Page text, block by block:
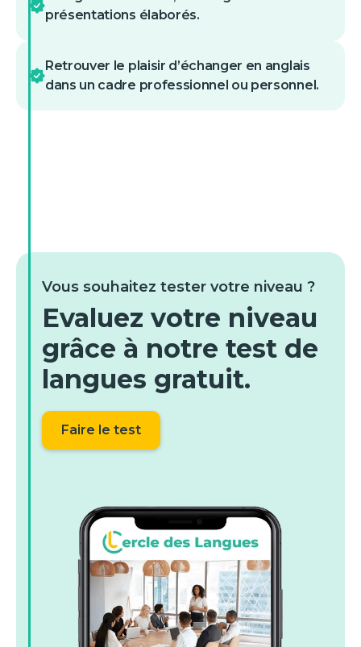
présentations élaborés.
Retrouver le plaisir d’échanger en anglais
dans un cadre professionnel ou personnel.
Vous souhaitez tester votre niveau ?
Evaluez votre niveau
grâce à notre test de
langues gratuit.
Faire le test